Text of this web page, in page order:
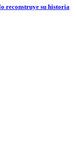
reconstruye su historia